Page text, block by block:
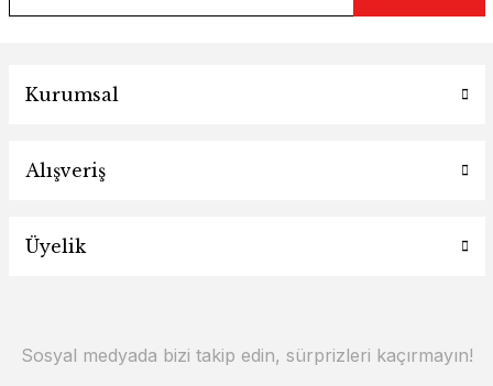
Kurumsal
Alışveriş
Üyelik
Sosyal medyada bizi takip edin, sürprizleri kaçırmayın!